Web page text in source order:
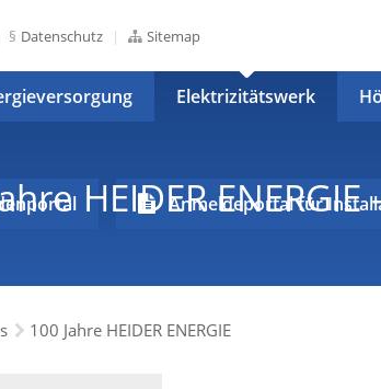
Datenschutz Sitemap
Elektrizitätswerk
Anmeldeportal für
100 Jahre HEIDER ENERGIE
HEIDER